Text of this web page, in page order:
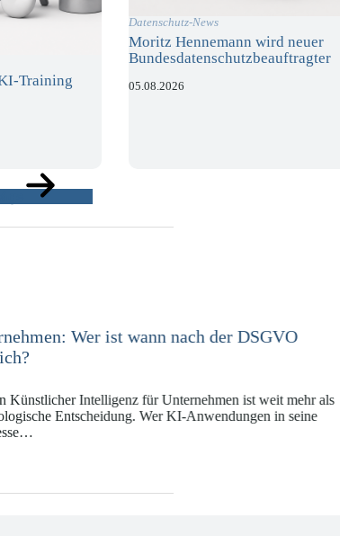
Training
Datenschutz-News
Moritz Hennemann wird neuer
Bundesdatenschutzbeauftragter
05.08.2026
in der Versicherungswirtschaft mit DORA,
KI-VO
Digitalregulierung hat in den vergangenen Jahren eine
erreicht, die insbesondere Unternehmen der Finanz-
vor…